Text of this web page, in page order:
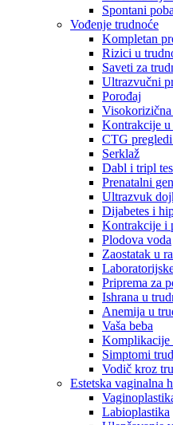
Spontani
Vođenje trudnoće
Kompletan
Rizici u
Saveti za
Ultrazvučni
Porođaj
Visokorizična
Kontrakcije u
CTG
Serklaž
Dabl i tripl
Prenatalni
Ultrazvuk
Dijabetes i
Kontrakcije i
Plodova voda
Zaostatak u
Priprema za
Ishrana u
Anemija u
Vaša beba
Komplikacije
Simptomi
Vodič kroz
Estetska vaginalna
Labioplastika